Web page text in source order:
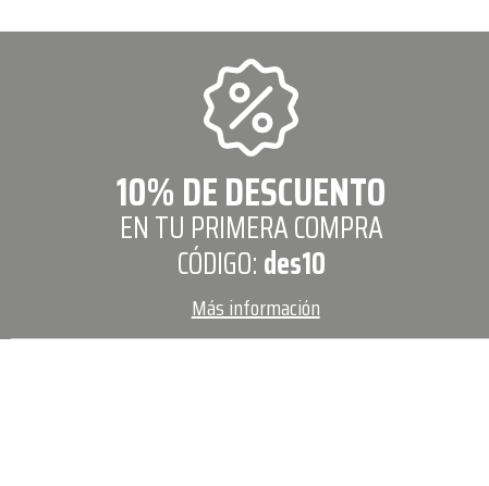
10% DE DESCUENTO
EN TU PRIMERA COMPRA
CÓDIGO:des10
Más información